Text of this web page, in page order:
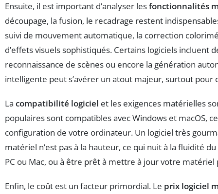
Ensuite, il est important d’analyser lesfonctionnalités
découpage, la fusion, le recadrage restent
suivi de mouvement automatique, la correction
d’effets visuels sophistiqués. Certains logiciels incluent
reconnaissance de scènes ou encore la génération
intelligente peut s’avérer un atout majeur, surtout
La compatibilité logiciel et les exigences matérielles
populaires sont compatibles avec Windows et macOS,
configuration de votre ordinateur. Un logiciel très
matériel n’est pas à la hauteur, ce qui nuit à la fluidité
PC ou Mac, ou à être prêt à mettre à jour votre
Enfin, le coût est un facteur primordial. Le prix logiciel